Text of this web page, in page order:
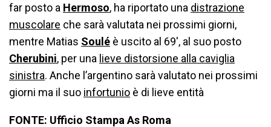
far posto a Hermoso, ha riportato una distrazione
muscolare che sarà valutata nei prossimi giorni,
mentre Matias Soulé è uscito al 69′, al suo posto
Cherubini, per una lieve distorsione alla caviglia
sinistra. Anche l’argentino sarà valutato nei prossimi
giorni ma il suo infortunio è di lieve entità
FONTE: Ufficio Stampa As Roma